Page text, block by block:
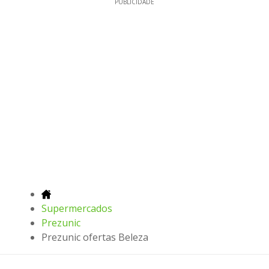
Supermercados
Prezunic
Prezunic ofertas Beleza